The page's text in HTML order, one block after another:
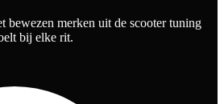
bewezen merken uit de scooter tuning
bij elke rit.